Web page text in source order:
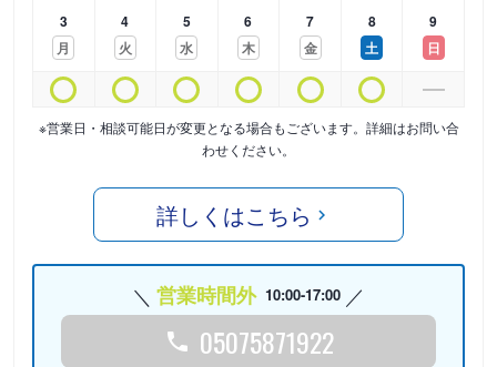
3
月
4
火
5
水
6
木
7
金
8
土
9
日
※営業日・相談可能日が変更となる場合もございます。詳細はお問い合
わせください。
詳しくはこちら
営業時間外 10:00-17:00
05075871922